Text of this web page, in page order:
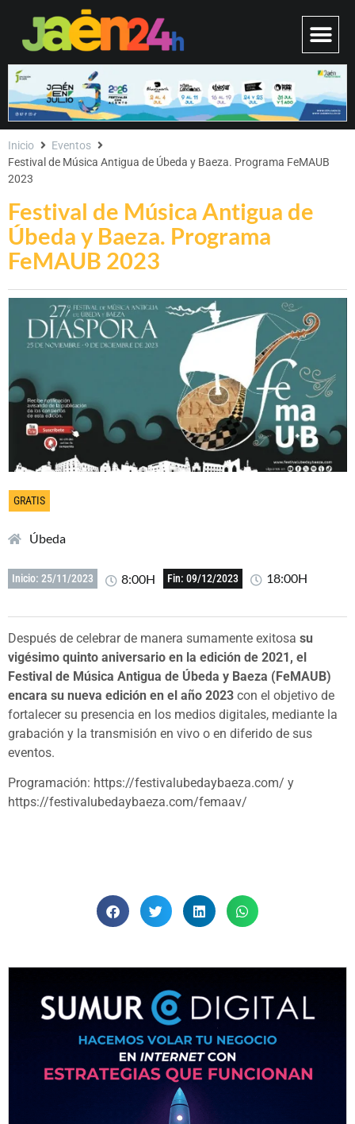
Festival de Música Antigua de
Úbeda y Baeza. Programa
FeMAUB 2023
Inicio
Eventos
Festival de Música Antigua de Úbeda y Baeza. Programa FeMAUB
2023
GRATIS
Úbeda
Inicio: 25/11/2023 8:00H Fin: 09/12/2023 18:00H
Después de celebrar de manera sumamente exitosa su
vigésimo quinto aniversario en la edición de 2021, el
Festival de Música Antigua de Úbeda y Baeza (FeMAUB)
encara su nueva edición en el año 2023 con el objetivo de
fortalecer su presencia en los medios digitales, mediante la
grabación y la transmisión en vivo o en diferido de sus
eventos.
Programación: https://festivalubedaybaeza.com/ y
https://festivalubedaybaeza.com/femaav/